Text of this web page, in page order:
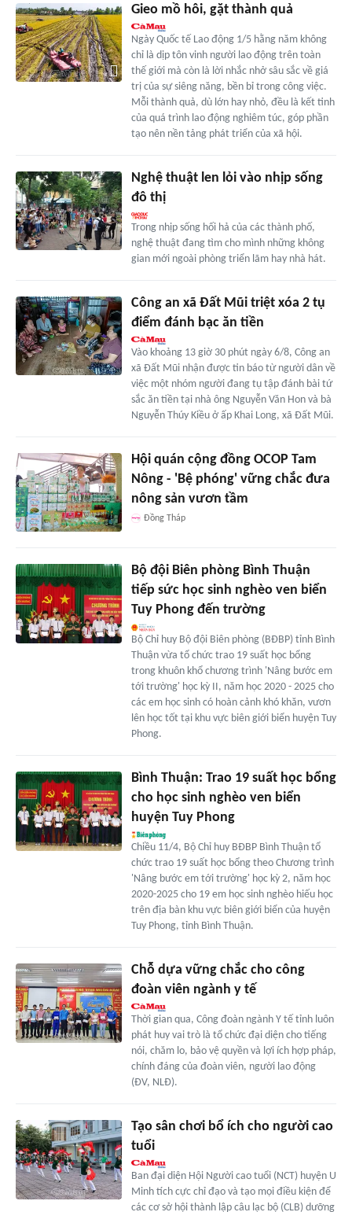
Gieo mồ hôi, gặt thành quả
Ngày Quốc tế Lao động 1/5 hằng năm không
chỉ là dịp tôn vinh người lao động trên toàn
thế giới mà còn là lời nhắc nhở sâu sắc về giá
trị của sự siêng năng, bền bỉ trong công việc.
Mỗi thành quả, dù lớn hay nhỏ, đều là kết tinh
của quá trình lao động nghiêm túc, góp phần
tạo nên nền tảng phát triển của xã hội.
Nghệ thuật len lỏi vào nhịp sống
đô thị
Trong nhịp sống hối hả của các thành phố,
nghệ thuật đang tìm cho mình những không
gian mới ngoài phòng triển lãm hay nhà hát.
Công an xã Đất Mũi triệt xóa 2 tụ
điểm đánh bạc ăn tiền
Vào khoảng 13 giờ 30 phút ngày 6/8, Công an
xã Đất Mũi nhận được tin báo từ người dân về
việc một nhóm người đang tụ tập đánh bài tứ
sắc ăn tiền tại nhà ông Nguyễn Văn Hon và bà
Nguyễn Thúy Kiều ở ấp Khai Long, xã Đất Mũi.
Hội quán cộng đồng OCOP Tam
Nông - 'Bệ phóng' vững chắc đưa
nông sản vươn tầm
Đồng Tháp
Bộ đội Biên phòng Bình Thuận
tiếp sức học sinh nghèo ven biển
Tuy Phong đến trường
Bộ Chỉ huy Bộ đội Biên phòng (BĐBP) tỉnh Bình
Thuận vừa tổ chức trao 19 suất học bổng
trong khuôn khổ chương trình 'Nâng bước em
tới trường' học kỳ II, năm học 2020 - 2025 cho
các em học sinh có hoàn cảnh khó khăn, vươn
lên học tốt tại khu vực biên giới biển huyện Tuy
Phong.
Bình Thuận: Trao 19 suất học bổng
cho học sinh nghèo ven biển
huyện Tuy Phong
Chiều 11/4, Bộ Chỉ huy BĐBP Bình Thuận tổ
chức trao 19 suất học bổng theo Chương trình
'Nâng bước em tới trường' học kỳ 2, năm học
2020-2025 cho 19 em học sinh nghèo hiếu học
trên địa bàn khu vực biên giới biển của huyện
Tuy Phong, tỉnh Bình Thuận.
Chỗ dựa vững chắc cho công
đoàn viên ngành y tế
Thời gian qua, Công đoàn ngành Y tế tỉnh luôn
phát huy vai trò là tổ chức đại diện cho tiếng
nói, chăm lo, bảo vệ quyền và lợi ích hợp pháp,
chính đáng của đoàn viên, người lao động
(ÐV, NLÐ).
Tạo sân chơi bổ ích cho người cao
tuổi
Ban đại diện Hội Người cao tuổi (NCT) huyện U
Minh tích cực chỉ đạo và tạo mọi điều kiện để
các cơ sở hội thành lập câu lạc bộ (CLB) dưỡng